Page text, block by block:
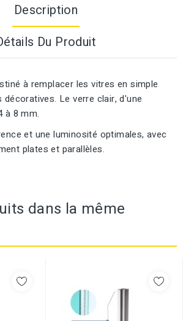
Description
Du Produit
à remplacer les vitres en simple
Le verre clair, d'une
à 8 mm.
et une luminosité optimales, avec
plates et parallèles.
dans la même